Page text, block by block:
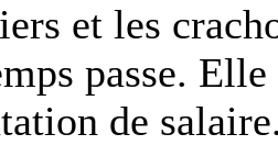
et les
passe.
de